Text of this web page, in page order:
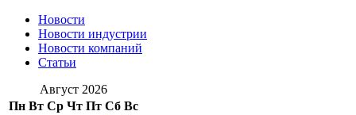
Новости
Новости индустрии
Новости компаний
Статьи
Август 2026
Пн Вт Ср Чт Пт Сб Вс